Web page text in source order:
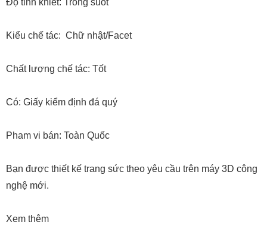
Độ tinh khiết: Trong suốt
Kiểu chế tác: Chữ nhật/Facet
Chất lượng chế tác: Tốt
Có: Giấy kiểm định đá quý
Pham vi bán: Toàn Quốc
Bạn được thiết kế trang sức theo yêu cầu trên máy 3D công
nghệ mới.
Xem thêm